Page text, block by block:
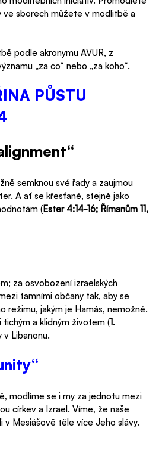
ve sborech můžete v modlitbě a
podle akronymu AVUR, z
„za co“ nebo „za koho“.
PŮSTU
semknou své řady a zaujmou
A ať se křesťané, stejně jako
(Ester 4:14-16; Římanům 11,
za osvobození izraelských
tamními občany tak, aby se
režimu, jakým je Hamás, nemožné.
a klidným životem (1.
v Libanonu.
modlíme se i my za jednotu mezi
církev a Izrael. Víme, že naše
v Mesiášově těle více Jeho slávy.